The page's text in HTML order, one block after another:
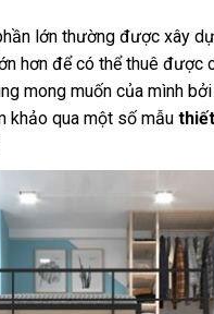
lớn thường được xây
hơn để có thể thuê được
mong muốn của mình
khảo qua một số mẫu